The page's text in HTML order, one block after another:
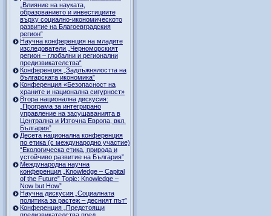
„Влияние на науката,
образованието и инвестициите
върху социално-икономическото
развитие на Благоевградския
регион“
Научна конференция на младите
изследователи „Черноморският
регион – глобални и регионални
предизвикателства“
Конференция „Задлъжнялостта на
българската икономика”
Конференция «Безопасност на
храните и национална сигурност»
Втора национална дискусия:
„Програма за интегрирано
управление на засушаванията в
Централна и Източна Европа, вкл.
България”
Десета национална конференция
по етика (с международно участие)
“Екологическа етика, природа и
устойчиво развитие на България”
Международна научна
конференция „Knowledge – Capital
of the Future” Topic: Knowledge –
Now but How”
Научна дискусия „Социалната
политика за растеж – десният път”
Конференция „Предстоящи